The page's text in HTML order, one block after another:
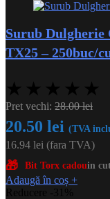
Surub Dulgherie
TX25 – 250buc/
★ ★ ★ ★ ★
Pret vechi: 28.00lei
20.50 lei (TVA
16.94 lei (fara TVA)
🎁 Bit Torx cadouin
Adaugă în coș +
Reducere -31%